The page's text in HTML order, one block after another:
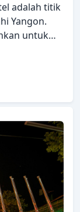
adalah titik
Yangon.
untuk
seperti
kamar,
untuk
dan
seperti
handuk,
setelah
golf
sebagai